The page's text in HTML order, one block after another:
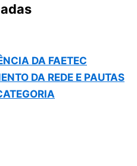
DA FAETEC
DA REDE E PAUTAS